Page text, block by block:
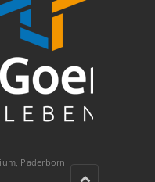
Paderborn